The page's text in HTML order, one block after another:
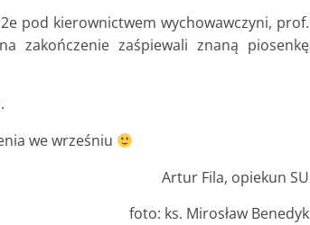
pod kierownictwem wychowawczyni, prof.
zakończenie zaśpiewali znaną piosenkę
we wrześniu
Artur Fila, opiekun SU
foto: ks. Mirosław Benedyk